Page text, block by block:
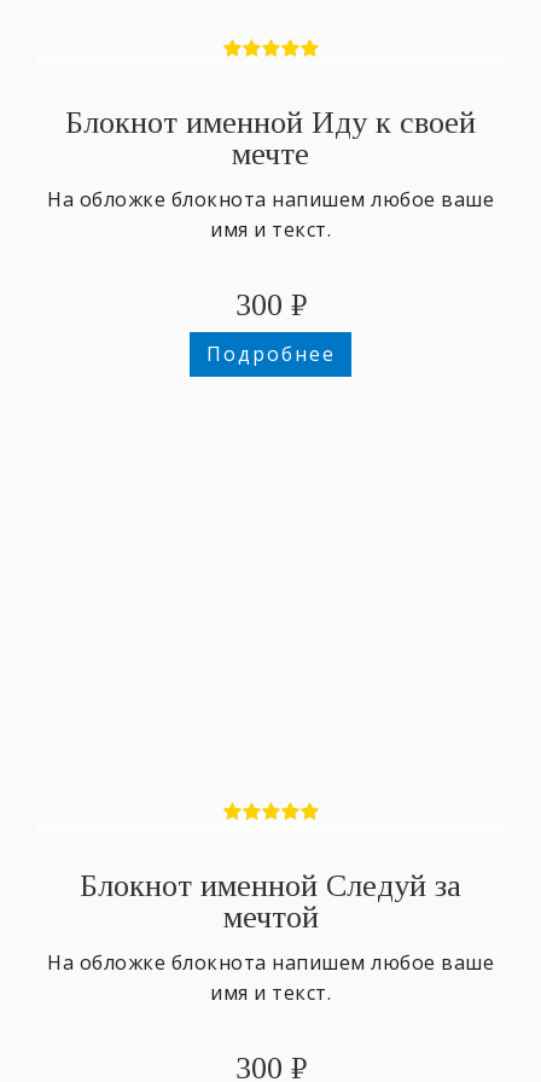
Блокнот именной Иду к своей
мечте
На обложке блокнота напишем любое ваше
имя и текст.
300 ₽
Подробнее
Блокнот именной Следуй за
мечтой
На обложке блокнота напишем любое ваше
имя и текст.
300 ₽